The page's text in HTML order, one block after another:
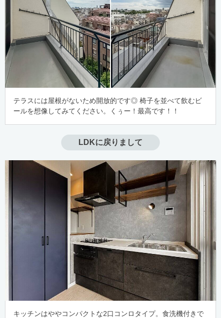
テラスには屋根がないため開放的です◎ 椅子を並べて飲むビ
ールを想像してみてください。くぅー！最高です！！
LDKに戻りまして
キッチンはややコンパクトな2口コンロタイプ。食洗機付きで